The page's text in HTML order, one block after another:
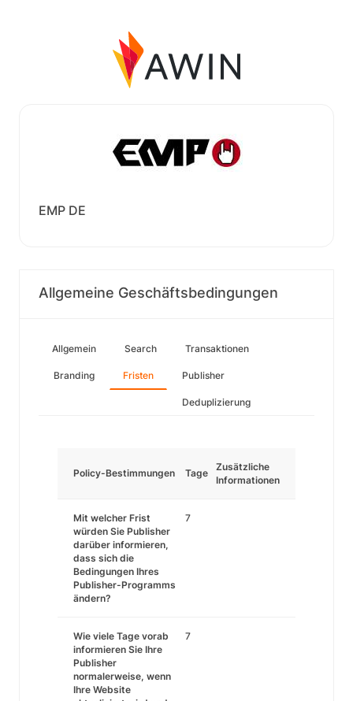
EMP DE
Allgemeine Geschäftsbedingungen
Allgemein Search Transaktionen
Branding Fristen Publisher
Deduplizierung
Policy-Bestimmungen Tage
Zusätzliche
Informationen
Mit welcher Frist
würden Sie Publisher
darüber informieren,
dass sich die
Bedingungen Ihres
Publisher-Programms
ändern?
7
Wie viele Tage vorab
informieren Sie Ihre
Publisher
normalerweise, wenn
Ihre Website
7